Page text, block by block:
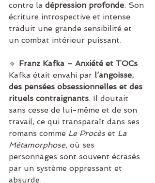
contre la dépression profonde. Son
écriture introspective et intense
traduit une grande sensibilité et
un combat intérieur puissant.
🔹 Franz Kafka – Anxiété et TOCs
Kafka était envahi par l’angoisse,
des pensées obsessionnelles et des
rituels contraignants. Il doutait
sans cesse de lui-même et de son
travail, ce qui transparaît dans ses
romans comme Le Procès et La
Métamorphose, où ses
personnages sont souvent écrasés
par un système oppressant et
absurde.